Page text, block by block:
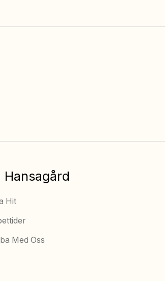
Hansagård
Hit
Med Oss